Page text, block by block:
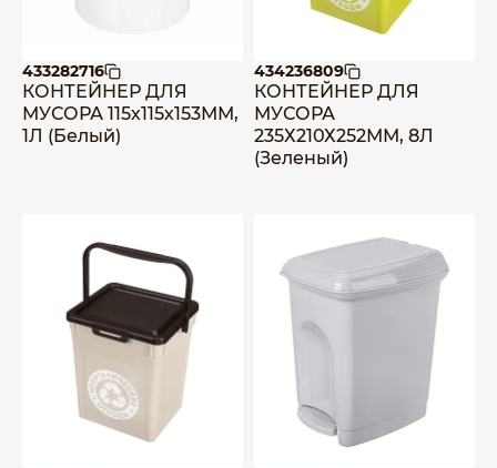
433282716
КОНТЕЙНЕР ДЛЯ
МУСОРА 115х115х153ММ,
1Л (Белый)
434236809
КОНТЕЙНЕР ДЛЯ
МУСОРА
235Х210Х252ММ, 8Л
(Зеленый)